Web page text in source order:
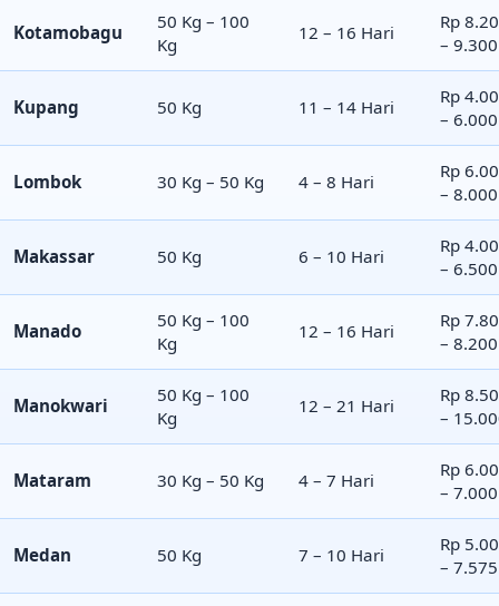
Kotamobagu
50 Kg – 100
Kg
12 – 16 Hari
Rp
– 9.300
Kupang 50 Kg 11 – 14 Hari
Rp
– 6.000
Lombok 30 Kg – 50 Kg 4 – 8 Hari
Rp
– 8.000
Makassar 50 Kg 6 – 10 Hari
Rp
– 6.500
Manado
50 Kg – 100
Kg
12 – 16 Hari
Rp
– 8.200
Manokwari
50 Kg – 100
Kg
12 – 21 Hari
Rp
–
Mataram 30 Kg – 50 Kg 4 – 7 Hari
Rp
– 7.000
Medan 50 Kg 7 – 10 Hari
Rp
– 7.575